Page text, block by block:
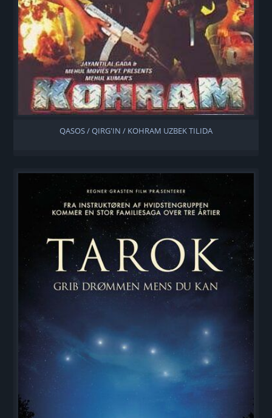
QASOS / QIRG'IN / KOHRAM UZBEK TILIDA